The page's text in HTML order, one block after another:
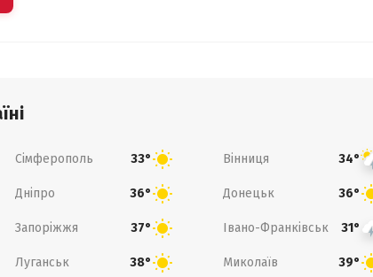
Сімферополь 33° Вінниця 34°
Дніпро 36° Донецьк 36°
Запоріжжя 37° Івано-Франківськ 31°
Луганськ 38° Миколаїв 39°